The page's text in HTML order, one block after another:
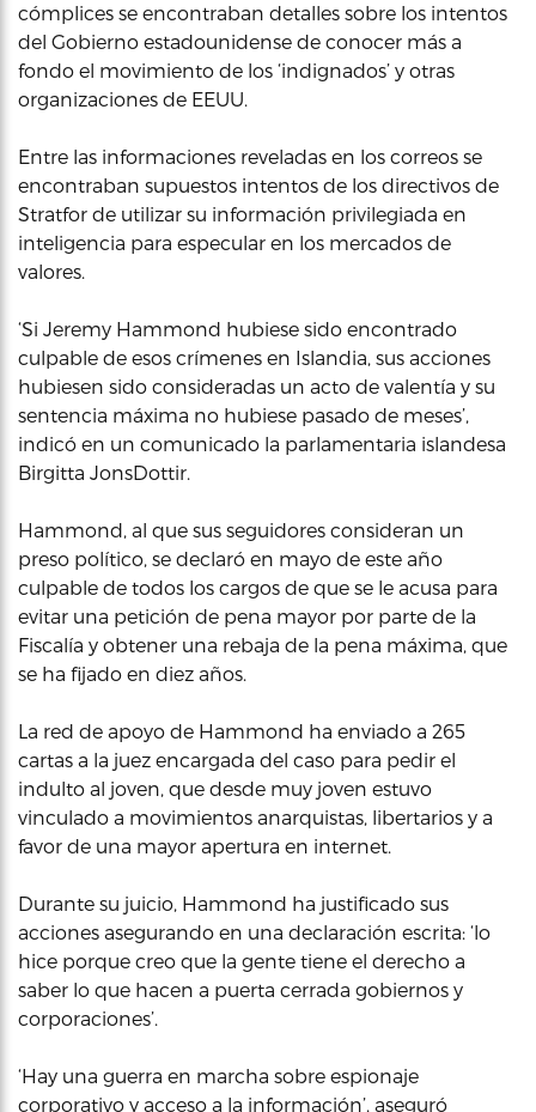
cómplices se encontraban detalles sobre los intentos
del Gobierno estadounidense de conocer más a
fondo el movimiento de los ‘indignados’ y otras
organizaciones de EEUU.
Entre las informaciones reveladas en los correos se
encontraban supuestos intentos de los directivos de
Stratfor de utilizar su información privilegiada en
inteligencia para especular en los mercados de
valores.
‘Si Jeremy Hammond hubiese sido encontrado
culpable de esos crímenes en Islandia, sus acciones
hubiesen sido consideradas un acto de valentía y su
sentencia máxima no hubiese pasado de meses’,
indicó en un comunicado la parlamentaria islandesa
Birgitta JonsDottir.
Hammond, al que sus seguidores consideran un
preso político, se declaró en mayo de este año
culpable de todos los cargos de que se le acusa para
evitar una petición de pena mayor por parte de la
Fiscalía y obtener una rebaja de la pena máxima, que
se ha fijado en diez años.
La red de apoyo de Hammond ha enviado a 265
cartas a la juez encargada del caso para pedir el
indulto al joven, que desde muy joven estuvo
vinculado a movimientos anarquistas, libertarios y a
favor de una mayor apertura en internet.
Durante su juicio, Hammond ha justificado sus
acciones asegurando en una declaración escrita: ‘lo
hice porque creo que la gente tiene el derecho a
saber lo que hacen a puerta cerrada gobiernos y
corporaciones’.
‘Hay una guerra en marcha sobre espionaje
corporativo y acceso a la información’, aseguró